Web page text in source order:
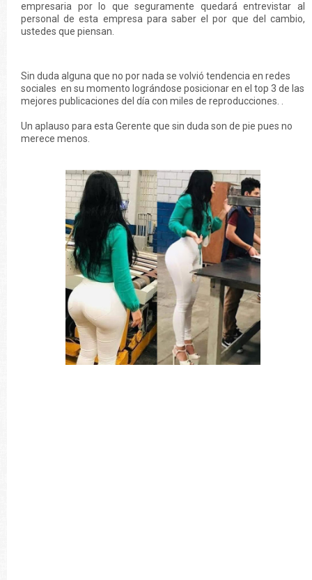
empresaria por lo que seguramente quedará entrevistar al
personal de esta empresa para saber el por que del cambio,
ustedes que piensan.
Sin duda alguna que no por nada se volvió tendencia en redes
sociales en su momento lográndose posicionar en el top 3 de las
mejores publicaciones del día con miles de reproducciones. .
Un aplauso para esta Gerente que sin duda son de pie pues no
merece menos.